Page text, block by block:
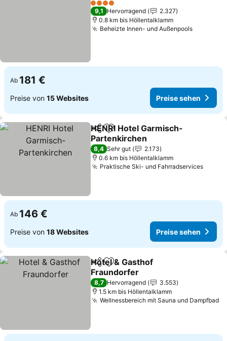
4 Sterne
9,1 Hervorragend
2.327
0.8 km bis Höllentalklamm
Beheizte Innen- und AußenpoolsPreise
Ab 181 €
Preise von 15 Websites Preise sehen
TeilenZu Favoriten hinzufügen
HENRI Hotel Garmisch-
Partenkirchen
Preise sehen
8,4 Sehr gut
2.173
0.6 km bis Höllentalklamm
Praktische Ski- und Fahrradservices
Ab 146 €
Preise von 18 Websites Preise sehen
TeilenZu Favoriten hinzufügen
Hotel & Gasthof
Fraundorfer
Preise sehen
8,7 Hervorragend
3.553
1.5 km bis Höllentalklamm
Wellnessbereich mit Sauna und Dampfbad